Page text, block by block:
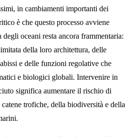
in cambiamenti importanti dei
è che questo processo avviene
degli oceani resta ancora frammentaria:
della loro architettura, delle
e delle funzioni regolative che
e biologici globali. Intervenire in
significa aumentare il rischio di
trofiche, della biodiversità e della